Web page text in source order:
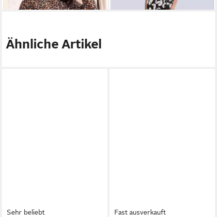
Rundhalsausschnitt
Ähnliche Artikel
Sehr beliebt Fast ausverkauft